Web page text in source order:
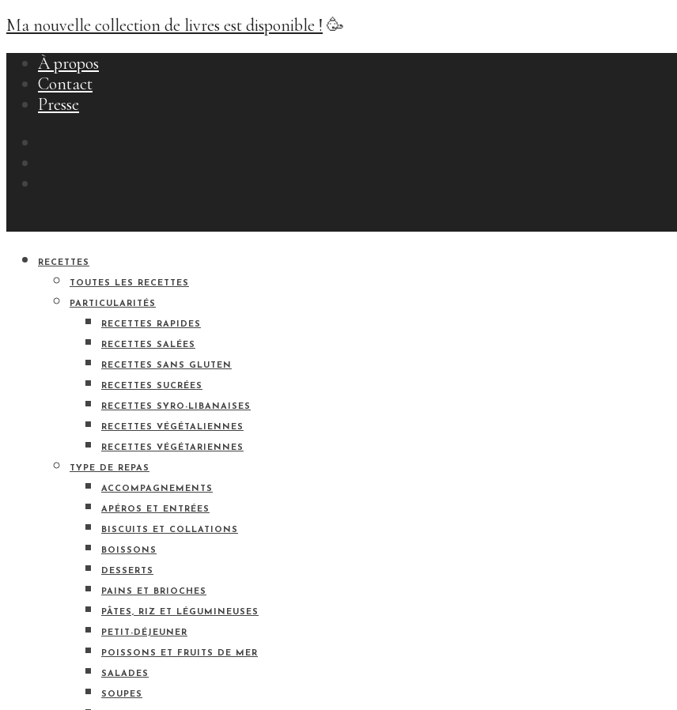
Ma nouvelle collection de livres est disponible ! 🥳
À propos
Contact
Presse
RECETTES
TOUTES LES RECETTES
PARTICULARITÉS
RECETTES RAPIDES
RECETTES SALÉES
RECETTES SANS GLUTEN
RECETTES SUCRÉES
RECETTES SYRO-LIBANAISES
RECETTES VÉGÉTALIENNES
RECETTES VÉGÉTARIENNES
TYPE DE REPAS
ACCOMPAGNEMENTS
APÉROS ET ENTRÉES
BISCUITS ET COLLATIONS
BOISSONS
DESSERTS
PAINS ET BRIOCHES
PÂTES, RIZ ET LÉGUMINEUSES
PETIT-DÉJEUNER
POISSONS ET FRUITS DE MER
SALADES
SOUPES